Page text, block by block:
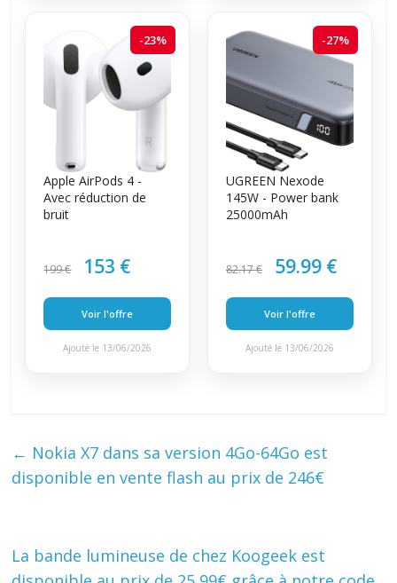
-23%
Apple AirPods 4 -
Avec réduction de
bruit
199 € 153 €
Voir l'offre
Ajouté le 13/06/2026
-27%
UGREEN Nexode
145W - Power bank
25000mAh
82.17 € 59.99 €
Voir l'offre
Ajouté le 13/06/2026
← Nokia X7 dans sa version 4Go-64Go est
disponible en vente flash au prix de 246€
La bande lumineuse de chez Koogeek est